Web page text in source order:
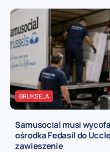
BRUKSELA
Samusocial musi
ośrodka Fedasil do
zawieszenie